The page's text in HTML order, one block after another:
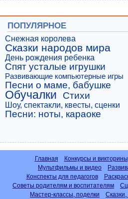
ПОПУЛЯРНОЕ
Снежная королева
Сказки народов мира
День рождения ребенка
Спят усталые игрушки
Развивающие компьютерные игры
Песни о маме, бабушке
Обучалки Стихи
Шоу, спектакли, квесты, сценки
Песни: ноты, караоке
Главная Конкурсы и викторины
Мультфильмы и видео
Конспекты для педагогов
Советы родителям и воспитателям
Мастер-классы, поделки
Сказки,